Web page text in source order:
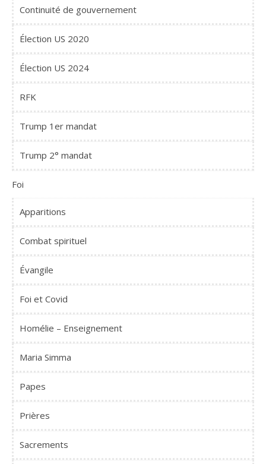
Continuité de gouvernement
Élection US 2020
Élection US 2024
RFK
Trump 1er mandat
Trump 2° mandat
Foi
Apparitions
Combat spirituel
Évangile
Foi et Covid
Homélie – Enseignement
Maria Simma
Papes
Prières
Sacrements